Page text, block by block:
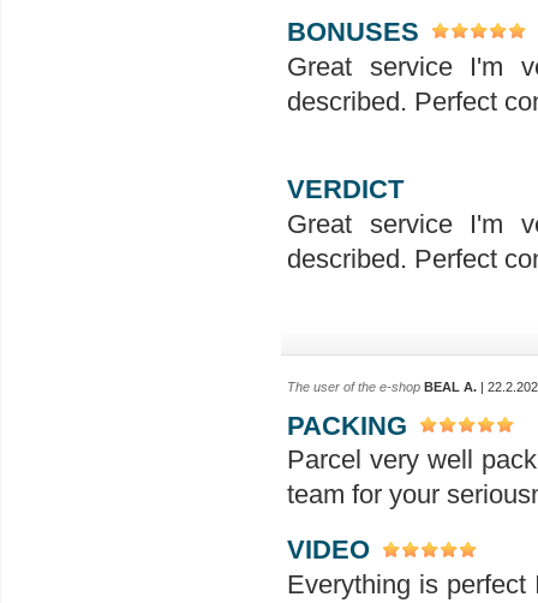
BONUSES
Great service I'm
described. Perfect
VERDICT
Great service I'm
described. Perfect
The user of the e-shop BEAL A. |
PACKING
Parcel very well
team for your
VIDEO
Everything is